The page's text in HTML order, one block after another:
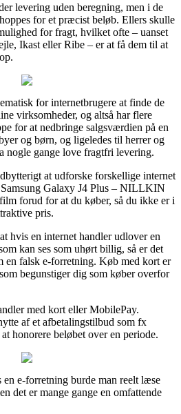
levering uden beregning, men i de
for et præcist beløb. Ellers skulle
for fragt, hvilket ofte – uanset
Ikast eller Ribe – er at få dem til at
for internetbrugere at finde de
virksomheder, og altså har flere
for at nedbringe salgsværdien på en
og børn, og ligeledes til herrer og
nogle gange love fragtfri levering.
at udforske forskellige internet
Galaxy J4 Plus – NILLKIN
forud for at du køber, så du ikke er i
pris.
hvis en internet handler udlover en
kan ses som uhørt billig, så er det
en falsk e-forretning. Køb med kort er
begunstiger dig som køber overfor
med kort eller MobilePay.
af et afbetalingstilbud som fx
honorere beløbet over en periode.
e-forretning burde man reelt læse
det er mange gange en omfattende